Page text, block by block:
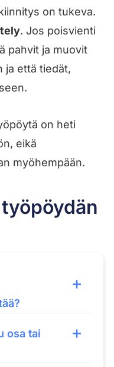
on tukeva.
. Jos poisvienti
pahvit ja muovit
ja että tiedät,
on heti
eikä
myöhempään.
osa tai